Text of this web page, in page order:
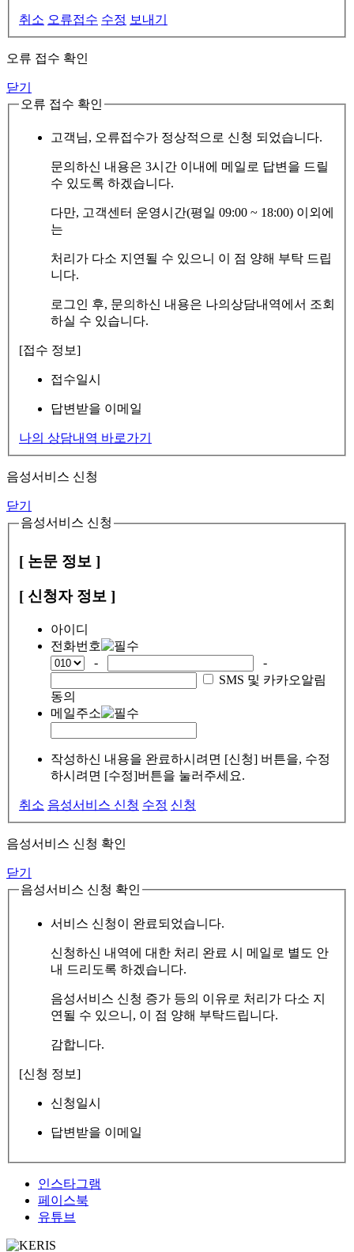
취소 오류접수 수정 보내기
오류 접수 확인
닫기
오류 접수 확인
고객님, 오류접수가 정상적으로 신청 되었습니다.
문의하신 내용은 3시간 이내에 메일로 답변을 드릴
수 있도록 하겠습니다.
다만, 고객센터 운영시간(평일 09:00 ~ 18:00) 이외에
는
처리가 다소 지연될 수 있으니 이 점 양해 부탁 드립
니다.
로그인 후, 문의하신 내용은 나의상담내역에서 조회
하실 수 있습니다.
[접수 정보]
접수일시
답변받을 이메일
나의 상담내역 바로가기
음성서비스 신청
닫기
음성서비스 신청
[ 논문 정보 ]
[ 신청자 정보 ]
아이디
전화번호
-
-
SMS 및 카카오알림
동의
메일주소
작성하신 내용을 완료하시려면 [신청] 버튼을, 수정
하시려면 [수정]버튼을 눌러주세요.
취소 음성서비스 신청 수정 신청
음성서비스 신청 확인
닫기
음성서비스 신청 확인
서비스 신청이 완료되었습니다.
신청하신 내역에 대한 처리 완료 시 메일로 별도 안
내 드리도록 하겠습니다.
음성서비스 신청 증가 등의 이유로 처리가 다소 지
연될 수 있으니, 이 점 양해 부탁드립니다.
감합니다.
[신청 정보]
신청일시
답변받을 이메일
인스타그램
페이스북
유튜브